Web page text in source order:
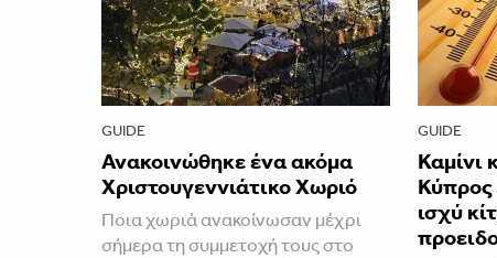
GUIDE
Ανακοινώθηκε ένα ακόμα
Χριστουγεννιάτικο Χωριό
Ποια χωριά ανακοίνωσαν μέχρι
σήμερα τη συμμετοχή τους στο
GUIDE
Καμίνι
Κύπρος
ισχύ